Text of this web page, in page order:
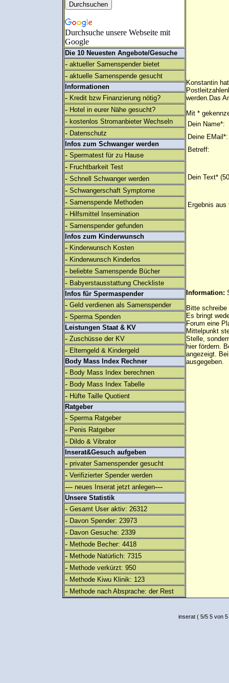
Durchsuche unsere Webseite mit
Google
Die 10 Neuesten Angebote/Gesuche
- aktueller Samenspender bietet
- aktuelle Samenspende gesucht
Informationen
- Kredit bzw Finanzierung nötig?
- Hotel in eurer Nähe gesucht?
- kostenlos Stromanbieter Wechseln
- Datenschutz
Infos zum Schwanger werden
- Spermatest für zu Hause
- Fruchtbarkeit Test
- Schnell Schwanger werden
- Schwangerschaft Symptome
- Samenspende Methoden
- Hilfsmittel Insemination
- Samenspender gefunden
Infos zum Kinderwunsch
- Kinderwunsch Kosten
- Kinderwunsch Kinderlos
- beliebte Samenspende Bücher
- Babyerstausstattung Checkliste
Infos für Spermaspender
- Geld verdienen als Samenspender
- Sperma Spenden
Leistungen Staat & KV
- Zuschüsse der KV
- Elterngeld & Kindergeld
Body Mass Index Rechner
- Body Mass Index berechnen
- Body Mass Index Tabelle
- Hüfte Taille Quotient
Ratgeber
- Sperma Ratgeber
- Penis Ratgeber
- Dildo & Vibrator
Inserat&Gesuch aufgeben
- privater Samenspender gesucht
- Verifizierter Spender werden
--- neues Inserat jetzt anlegen---
Unsere Statistik
- Gesamt User aktiv: 26312
- Davon Spender: 23973
- Davon Gesuche: 2339
- Methode Becher: 4418
- Methode Natürlich: 7315
- Methode verkürzt: 950
- Methode Kiwu Klinik: 123
- Methode nach Absprache: der Rest
Konstantin
werden.Das
Mit *
Dein Name*:
Deine EMail*:
Betreff:
Dein Text*
Ergebnis aus
Information:
Bitte
Es bringt
Forum eine
Mittelpunkt
Stelle,
hier fördern.
angezeigt.
ausgegeben.
inserat( 5/5 5 von 5